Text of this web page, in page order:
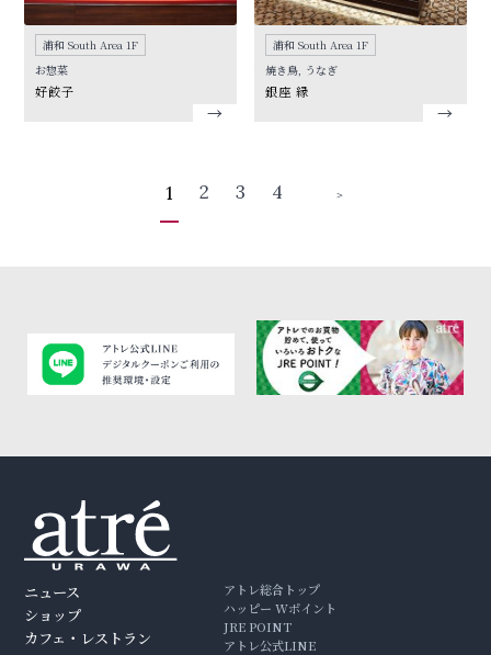
浦和 South Area 1F
お惣菜
好餃子
浦和 South Area 1F
焼き鳥, うなぎ
銀座 縁
1 2 3 4 ＞
ニュース
ショップ
カフェ・レストラン
アトレ総合トップ
ハッピー Wポイント
JRE POINT
アトレ公式LINE